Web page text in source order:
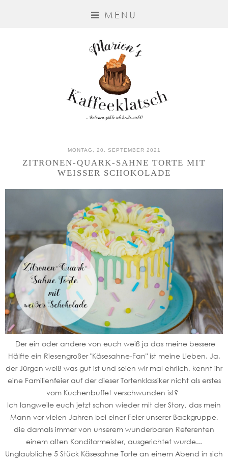
MENU
MONTAG, 20. SEPTEMBER 2021
ZITRONEN-QUARK-SAHNE TORTE MIT
WEISSER SCHOKOLADE
Der ein oder andere von euch weiß ja das meine bessere
Hälfte ein Riesengroßer "Käsesahne-Fan" ist meine Lieben. Ja,
der Jürgen weiß was gut ist und seien wir mal ehrlich, kennt ihr
eine Familienfeier auf der dieser Tortenklassiker nicht als erstes
vom Kuchenbuffet verschwunden ist?
Ich langweile euch jetzt schon wieder mit der Story, das mein
Mann vor vielen Jahren bei einer Feier unserer Backgruppe,
die damals immer von unserem wunderbaren Referenten
einem alten Konditormeister, ausgerichtet wurde...
Unglaubliche 5 Stück Käsesahne Torte an einem Abend in sich